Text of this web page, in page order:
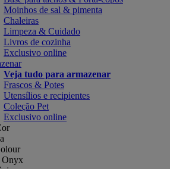
Moinhos de sal & pimenta
Chaleiras
Limpeza & Cuidado
Livros de cozinha
Exclusivo online
Veja tudo para armazenar
Frascos & Potes
Utensílios e recipientes
Coleção Pet
Exclusivo online
Onyx